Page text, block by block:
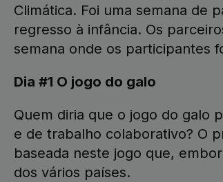
Climática. Foi uma semana de
regresso à infância. Os
semana onde os participantes
Dia #1 O jogo do galo
Quem diria que o jogo do galo
e de trabalho colaborativo? O
baseada neste jogo que,
dos vários países.